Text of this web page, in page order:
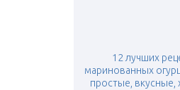
12 лучших
маринованных
простые, вкусные,